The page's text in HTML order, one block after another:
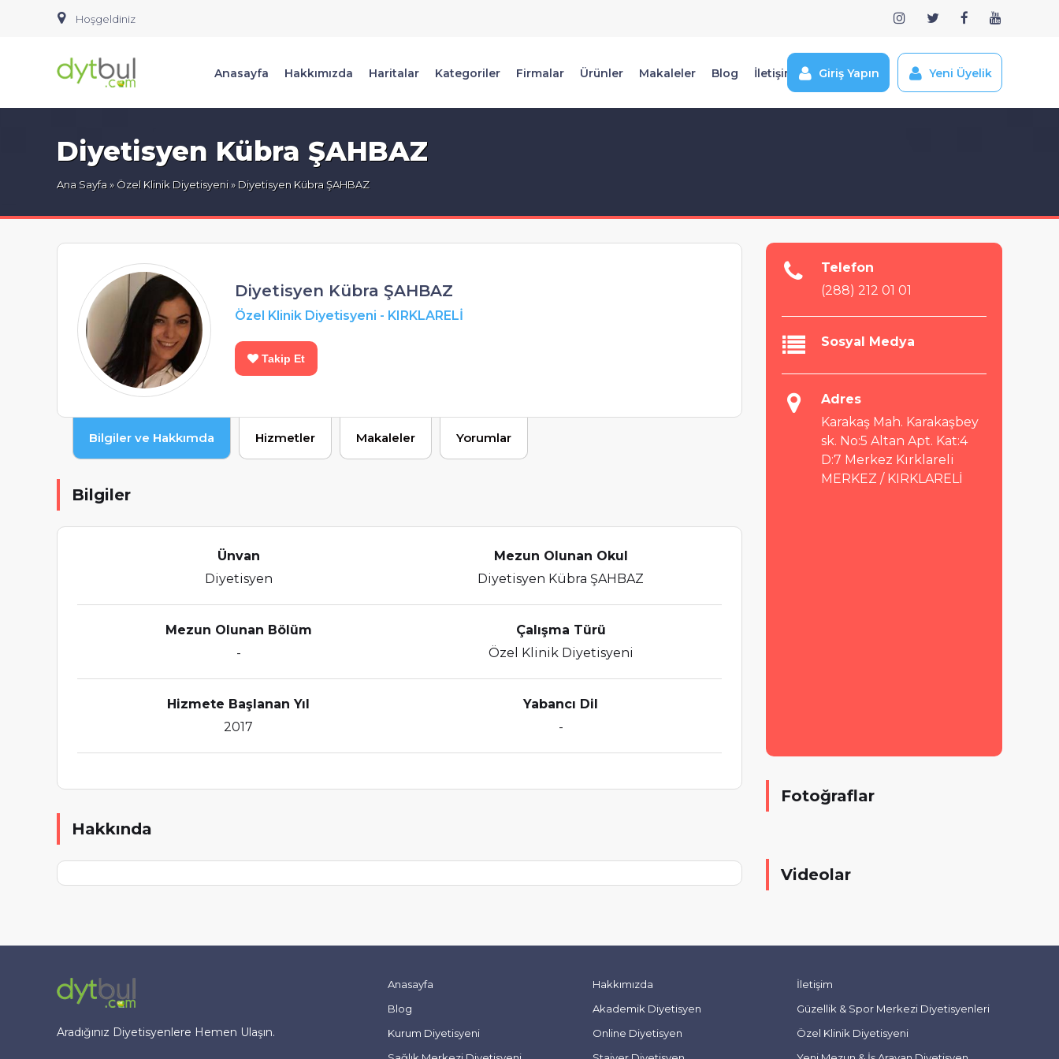
Hoşgeldiniz
Anasayfa Hakkımızda Haritalar Kategoriler Firmalar Ürünler Makaleler Blog İletişim Giriş Yapın Yeni Üyelik
Diyetisyen Kübra ŞAHBAZ
Ana Sayfa»Özel Klinik Diyetisyeni» Diyetisyen Kübra ŞAHBAZ
Diyetisyen Kübra ŞAHBAZ
Özel Klinik Diyetisyeni - KIRKLARELİ
Takip Et
Bilgiler ve Hakkımda Hizmetler Makaleler Yorumlar
Bilgiler
Ünvan
Diyetisyen
Mezun Olunan Okul
Diyetisyen Kübra ŞAHBAZ
Mezun Olunan Bölüm
-
Çalışma Türü
Özel Klinik Diyetisyeni
Hizmete Başlanan Yıl
2017
Yabancı Dil
-
Hakkında
Telefon
(288) 212 01 01
Sosyal Medya
Adres
Karakaş Mah. Karakaşbey
sk. No:5 Altan Apt. Kat:4
D:7 Merkez Kırklareli
MERKEZ / KIRKLARELİ
Fotoğraflar
Videolar
Aradığınız Diyetisyenlere Hemen Ulaşın.
Anasayfa Hakkımızda
İletişim
Blog
Akademik Diyetisyen
Güzellik & Spor Merkezi Diyetisyenleri
Kurum Diyetisyeni
Online Diyetisyen
Özel Klinik Diyetisyeni